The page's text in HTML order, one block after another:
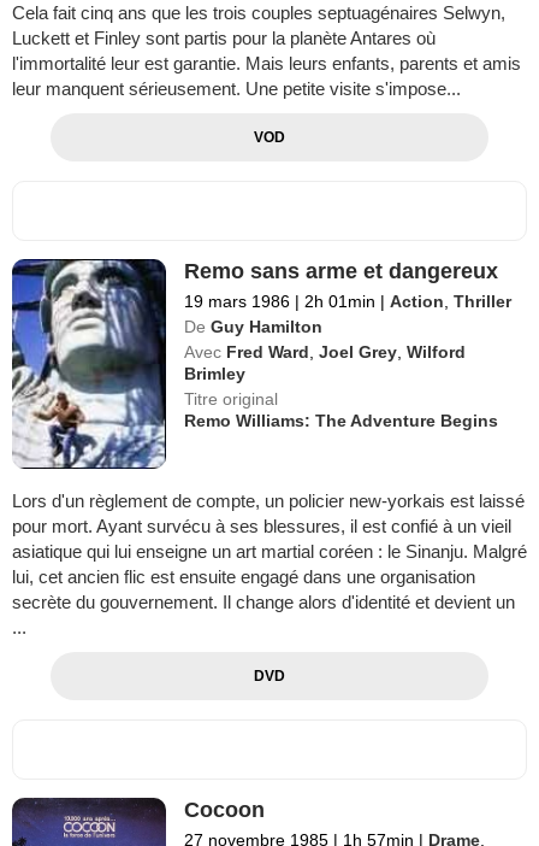
Cela fait cinq ans que les trois couples septuagénaires Selwyn,
Luckett et Finley sont partis pour la planète Antares où
l'immortalité leur est garantie. Mais leurs enfants, parents et amis
leur manquent sérieusement. Une petite visite s'impose...
VOD
Remo sans arme et dangereux
19 mars 1986 | 2h 01min | Action ,Thriller
De Guy Hamilton
Avec Fred Ward ,Joel Grey ,Wilford
Brimley
Titre original
Remo Williams: The Adventure Begins
Lors d'un règlement de compte, un policier new-yorkais est laissé
pour mort. Ayant survécu à ses blessures, il est confié à un vieil
asiatique qui lui enseigne un art martial coréen : le Sinanju. Malgré
lui, cet ancien flic est ensuite engagé dans une organisation
secrète du gouvernement. Il change alors d'identité et devient un
...
DVD
Cocoon
27 novembre 1985 | 1h 57min | Drame